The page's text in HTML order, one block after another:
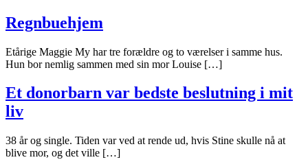
Regnbuehjem
Etårige Maggie My har tre forældre og to værelser i samme hus.
Hun bor nemlig sammen med sin mor Louise […]
Et donorbarn var bedste beslutning i mit
liv
38 år og single. Tiden var ved at rende ud, hvis Stine skulle nå at
blive mor, og det ville […]